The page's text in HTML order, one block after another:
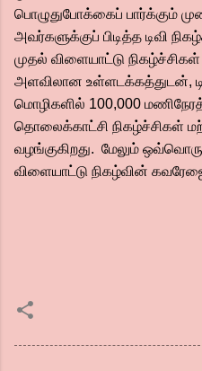
பொழுதுபோக்கைப் பார்க்கும்
அவர்களுக்குப் பிடித்த டிவி
முதல் விளையாட்டு
அளவிலான உள்ளடக்கத்துடன்,
மொழிகளில் 100,000
தொலைக்காட்சி நிகழ்ச்சிகள்
வழங்குகிறது. மேலும்
விளையாட்டு நிகழ்வின்